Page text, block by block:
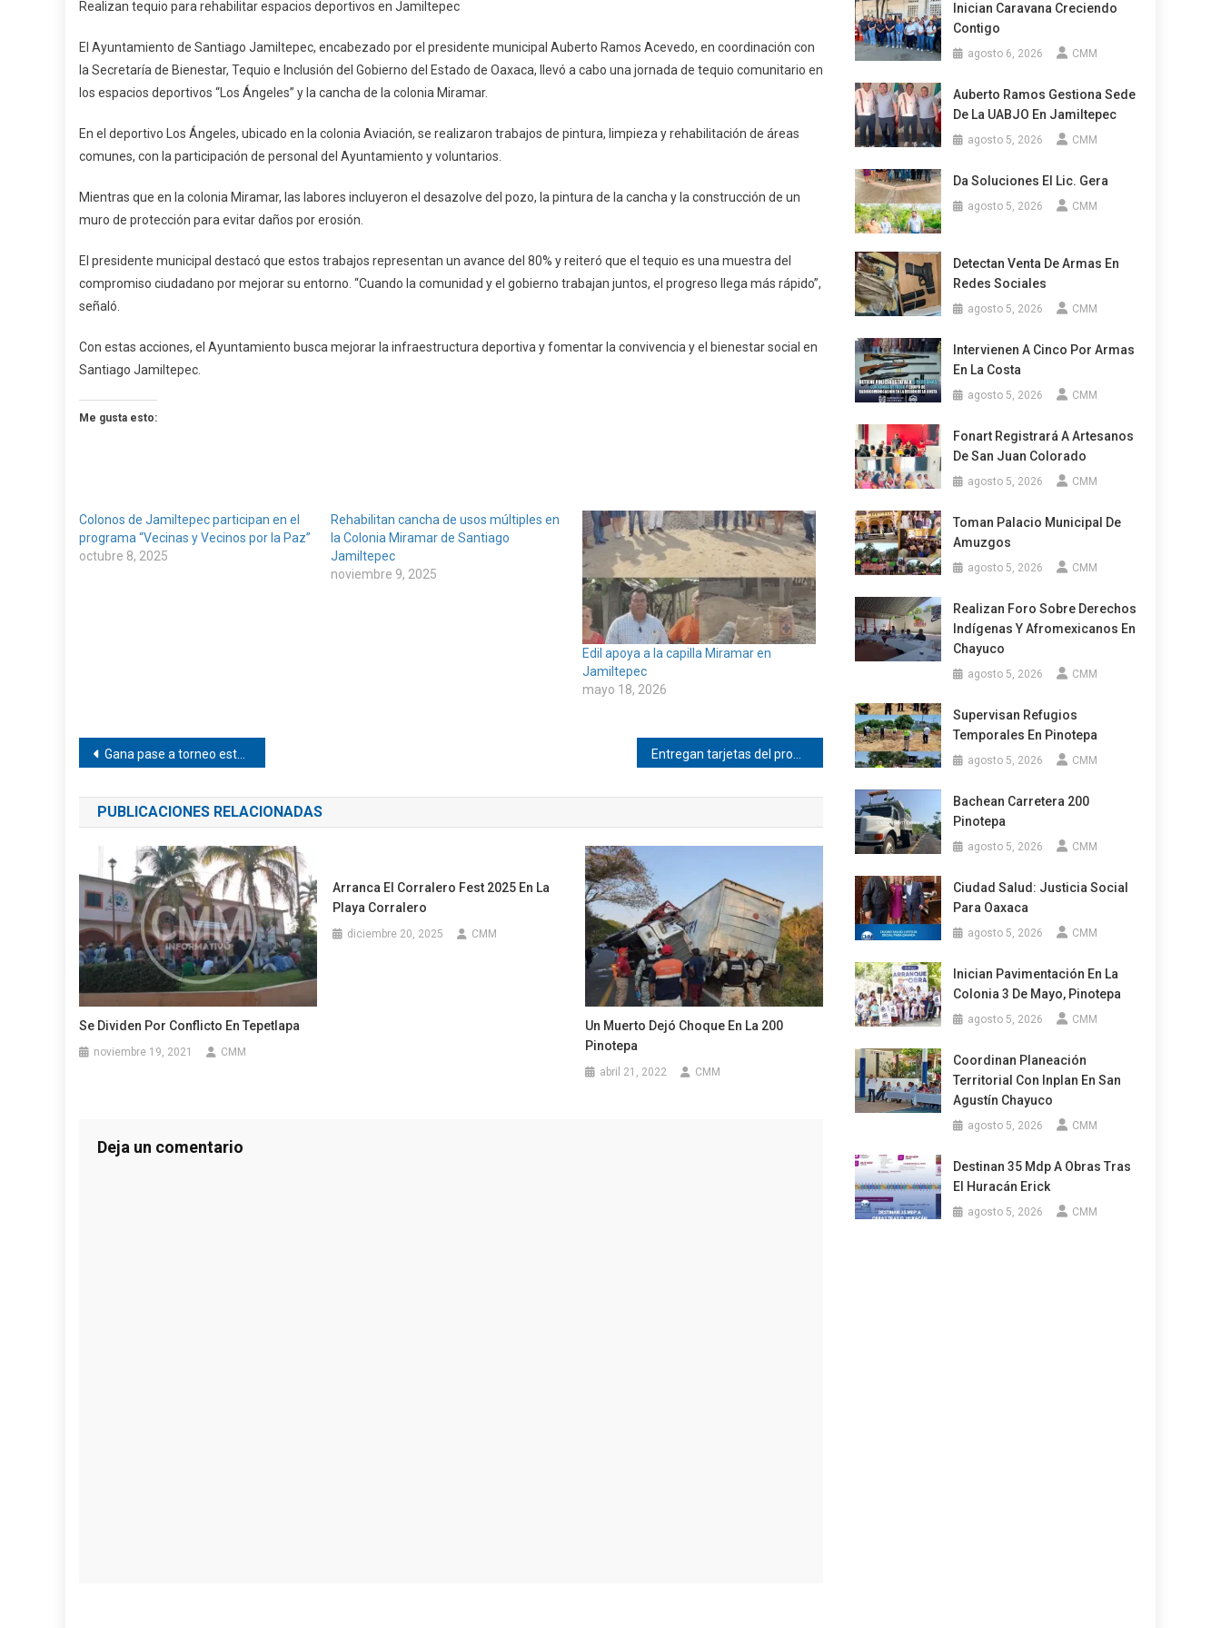
Tequio
Rehabilitar
Espacios
Deportivos
Jamiltepec
Realizan tequio para rehabilitar espacios deportivos en Jamiltepec
El Ayuntamiento de Santiago Jamiltepec, encabezado por el presidente municipal Auberto Ramos Acevedo, en coordinación con
la Secretaría de Bienestar, Tequio e Inclusión del Gobierno del Estado de Oaxaca, llevó a cabo una jornada de tequio comunitario en
los espacios deportivos “Los Ángeles” y la cancha de la colonia Miramar.
En el deportivo Los Ángeles, ubicado en la colonia Aviación, se realizaron trabajos de pintura, limpieza y rehabilitación de áreas
comunes, con la participación de personal del Ayuntamiento y voluntarios.
Mientras que en la colonia Miramar, las labores incluyeron el desazolve del pozo, la pintura de la cancha y la construcción de un
muro de protección para evitar daños por erosión.
El presidente municipal destacó que estos trabajos representan un avance del 80% y reiteró que el tequio es una muestra del
compromiso ciudadano por mejorar su entorno. “Cuando la comunidad y el gobierno trabajan juntos, el progreso llega más rápido”,
señaló.
Con estas acciones, el Ayuntamiento busca mejorar la infraestructura deportiva y fomentar la convivencia y el bienestar social en
Santiago Jamiltepec.
Me gusta esto:
Colonos de Jamiltepec participan en el
programa “Vecinas y Vecinos por la Paz”
octubre 8, 2025
Rehabilitan cancha de usos múltiples en
la Colonia Miramar de Santiago
Jamiltepec
noviembre 9, 2025
Edil apoya a la capilla Miramar en
Jamiltepec
mayo 18, 2026
Navegación
de
entradas
Gana pase a torneo estatal selección de Pinotepa
PUBLICACIONES RELACIONADAS
Se Dividen Por Conflicto En Tepetlapa
noviembre 19, 2021 CMM
Arranca El Corralero Fest 2025 En La
Playa Corralero
diciembre 20, 2025 CMM
Un Muerto Dejó Choque En La 200
Pinotepa
abril 21, 2022 CMM
Deja un comentario
Inician Caravana Creciendo
Contigo
agosto 6, 2026 CMM
Auberto Ramos Gestiona Sede
De La UABJO En Jamiltepec
agosto 5, 2026 CMM
Da Soluciones El Lic. Gera
agosto 5, 2026 CMM
Detectan Venta De Armas En
Redes Sociales
agosto 5, 2026 CMM
Intervienen A Cinco Por Armas
En La Costa
agosto 5, 2026 CMM
Fonart Registrará A Artesanos
De San Juan Colorado
agosto 5, 2026 CMM
Toman Palacio Municipal De
Amuzgos
agosto 5, 2026 CMM
Realizan Foro Sobre Derechos
Indígenas Y Afromexicanos En
Chayuco
agosto 5, 2026 CMM
Supervisan Refugios
Temporales En Pinotepa
agosto 5, 2026 CMM
Bachean Carretera 200
Pinotepa
agosto 5, 2026 CMM
Ciudad Salud: Justicia Social
Para Oaxaca
agosto 5, 2026 CMM
Inician Pavimentación En La
Colonia 3 De Mayo, Pinotepa
agosto 5, 2026 CMM
Coordinan Planeación
Territorial Con Inplan En San
Agustín Chayuco
agosto 5, 2026 CMM
Destinan 35 Mdp A Obras Tras
El Huracán Erick
agosto 5, 2026 CMM